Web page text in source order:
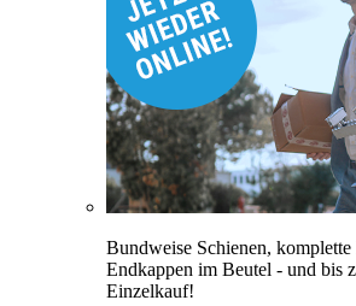
Bundweise Schienen,
Endkappen im Beutel - und bis
Einzelkauf!